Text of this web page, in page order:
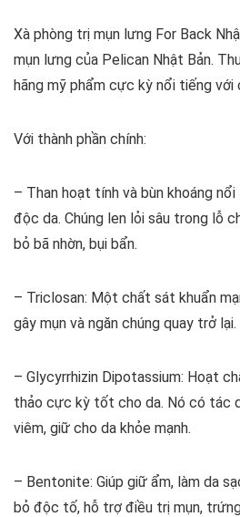
Xà phòng trị mụn lưng For Back
mụn lưng của Pelican Nhật Bản.
hãng mỹ phẩm cực kỳ nổi tiếng với
Với thành phần chính:
– Than hoạt tính và bùn khoáng
độc da. Chúng len lỏi sâu trong lỗ
bỏ bã nhờn, bụi bẩn.
– Triclosan: Một chất sát khuẩn
gây mụn và ngăn chúng quay trở lại.
– Glycyrrhizin Dipotassium: Hoạt
thảo cực kỳ tốt cho da. Nó có tác
viêm, giữ cho da khỏe mạnh.
– Bentonite: Giúp giữ ẩm, làm da
bỏ độc tố, hỗ trợ điều trị mụn,